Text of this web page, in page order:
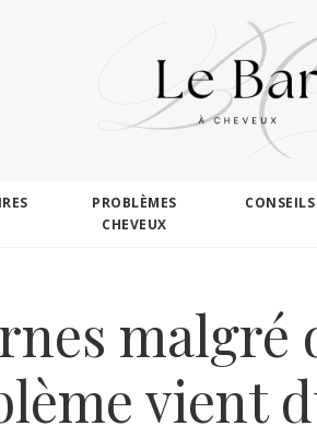
PROBLÈMES
CHEVEUX
malgré
vient